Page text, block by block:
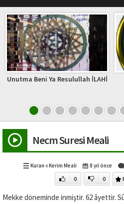
Resulullah İLAHİ Beyzâde
Necm Suresi Meali
Kuran-ı Kerim Meali 8 yıl önce
0 0
Mekke döneminde inmiştir. 62 âyettir.